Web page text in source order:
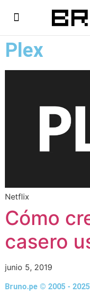
Plex
Netflix
Cómo
casero
junio 5, 2019
Bruno.pe © 2005 - 2025